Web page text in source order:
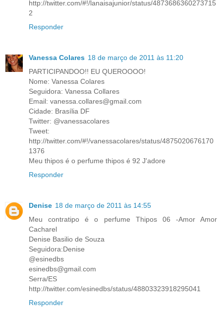
http://twitter.com/#!/lanaisajunior/status/4873686360273715
2
Responder
Vanessa Colares 18 de março de 2011 às 11:20
PARTICIPANDOO!! EU QUEROOOO!
Nome: Vanessa Colares
Seguidora: Vanessa Collares
Email: vanessa.collares@gmail.com
Cidade: Brasília DF
Twitter: @vanessacolares
Tweet:
http://twitter.com/#!/vanessacolares/status/4875020676170
1376
Meu thipos é o perfume thipos é 92 J'adore
Responder
Denise 18 de março de 2011 às 14:55
Meu contratipo é o perfume Thipos 06 -Amor Amor
Cacharel
Denise Basilio de Souza
Seguidora:Denise
@esinedbs
esinedbs@gmail.com
Serra/ES
http://twitter.com/esinedbs/status/48803323918295041
Responder